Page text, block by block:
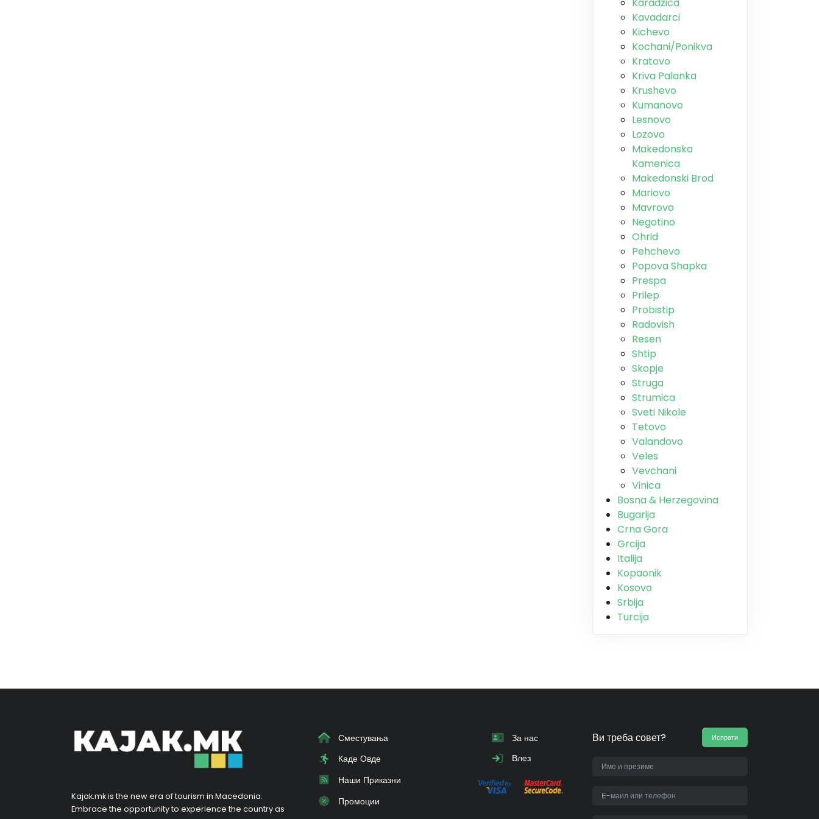
Kavadarci
Kichevo
Kochani/Ponikva
Kratovo
Kriva Palanka
Krushevo
Kumanovo
Lesnovo
Lozovo
Makedonska
Kamenica
Makedonski Brod
Mariovo
Mavrovo
Negotino
Ohrid
Pehchevo
Popova Shapka
Prespa
Prilep
Probistip
Radovish
Resen
Shtip
Skopje
Struga
Strumica
Sveti Nikole
Tetovo
Valandovo
Veles
Vevchani
Vinica
Bosna & Herzegovina
Bugarija
Crna Gora
Grcija
Italija
Kopaonik
Kosovo
Srbija
Turcija
Kajak.mk is the new era of tourism in Macedonia.
Embrace the opportunity to experience the country as
Сместувања
Каде Овде
Наши Приказни
Промоции
За нас
Влез
Ви треба совет? Испрати